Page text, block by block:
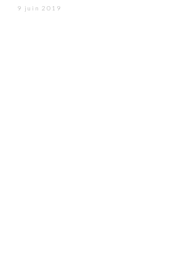
9 juin 2019